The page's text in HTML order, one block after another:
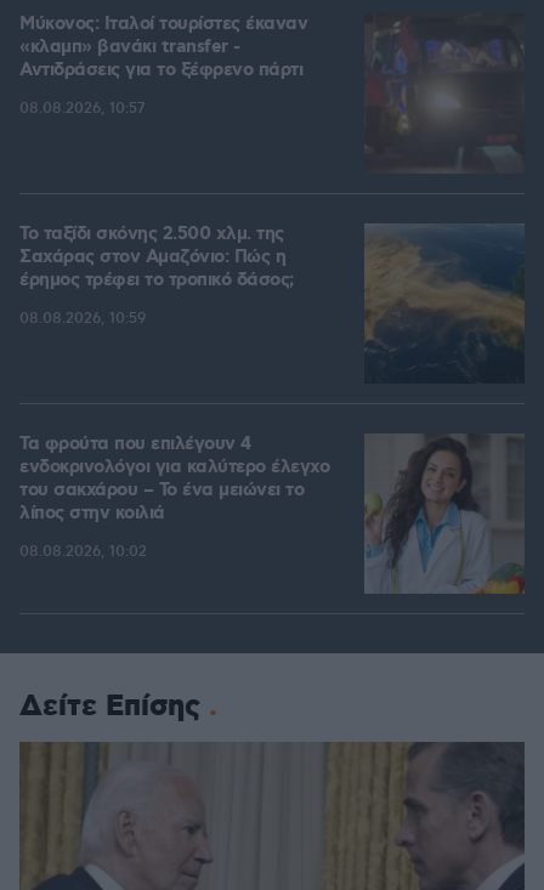
Μύκονος: Ιταλοί τουρίστες έκαναν
«κλαμπ» βανάκι transfer -
Αντιδράσεις για το ξέφρενο πάρτι
08.08.2026, 10:57
Το ταξίδι σκόνης 2.500 χλμ. της
Σαχάρας στον Αμαζόνιο: Πώς η
έρημος τρέφει το τροπικό δάσος;
08.08.2026, 10:59
Τα φρούτα που επιλέγουν 4
ενδοκρινολόγοι για καλύτερο έλεγχο
του σακχάρου – Το ένα μειώνει το
λίπος στην κοιλιά
08.08.2026, 10:02
Δείτε Επίσης